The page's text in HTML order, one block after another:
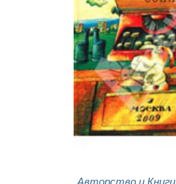
Авторство и Книги